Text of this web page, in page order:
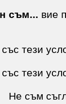
съм... вие
тези
тези
Не съм